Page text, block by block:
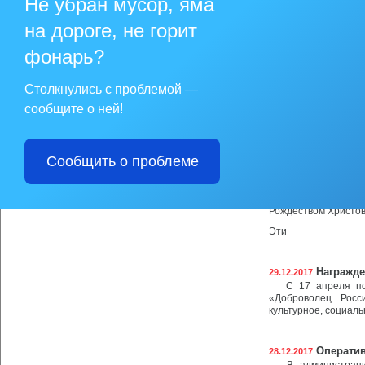
Не убран мусор, яма
на дороге, не горит
фонарь?
Столкнулись с проблемой —
сообщите о ней!
Сообщить о проблеме
Рождеством
Эти
29.12.2017
С 17 апреля по
«Доброволец
культурное,
28.12.2017